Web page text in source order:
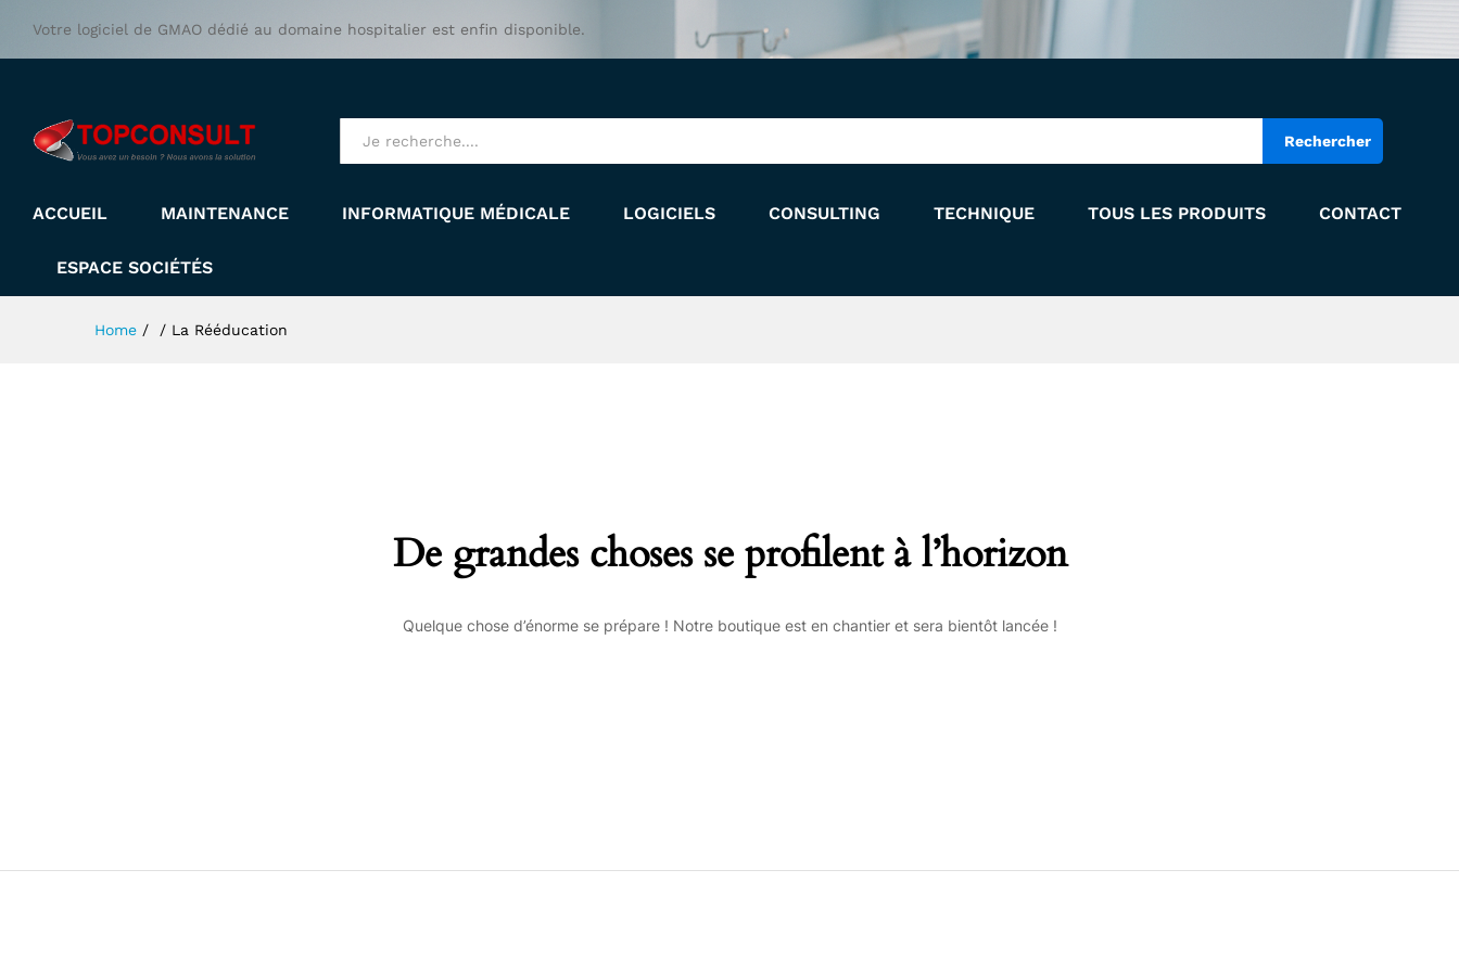
Votre logiciel de GMAO dédié au domaine hospitalier est enfin disponible.
Rechercher
ACCUEIL MAINTENANCE INFORMATIQUE MÉDICALE LOGICIELS CONSULTING TECHNIQUE TOUS LES PRODUITS CONTACT
ESPACE SOCIÉTÉS
Home / / La Rééducation
De grandes choses se profilent à l’horizon
Quelque chose d’énorme se prépare ! Notre boutique est en chantier et sera bientôt lancée !